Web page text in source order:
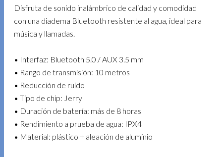
Disfruta de sonido inalámbrico de calidad y comodidad
con una diadema Bluetooth resistente al agua, ideal para
música y llamadas.
• Interfaz: Bluetooth 5.0 / AUX 3.5 mm
• Rango de transmisión: 10 metros
• Reducción de ruido
• Tipo de chip: Jerry
• Duración de batería: más de 8 horas
• Rendimiento a prueba de agua: IPX4
• Material: plástico + aleación de aluminio